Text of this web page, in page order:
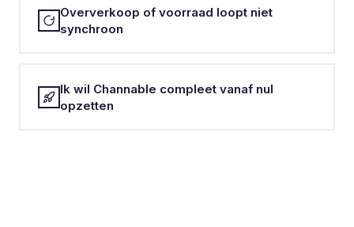
Oververkoop of voorraad loopt niet
synchroon
Ik wil Channable compleet vanaf nul
opzetten